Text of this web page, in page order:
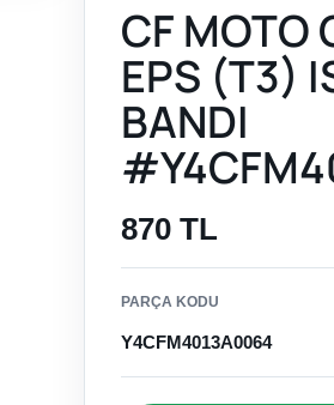
CF MOTO
EPS (T3)
BANDI
870 TL
PARÇA KODU
Y4CFM4013A0064